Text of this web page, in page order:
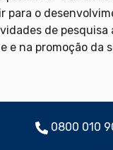
o
de pesquisa
e na promoção da
0800 010